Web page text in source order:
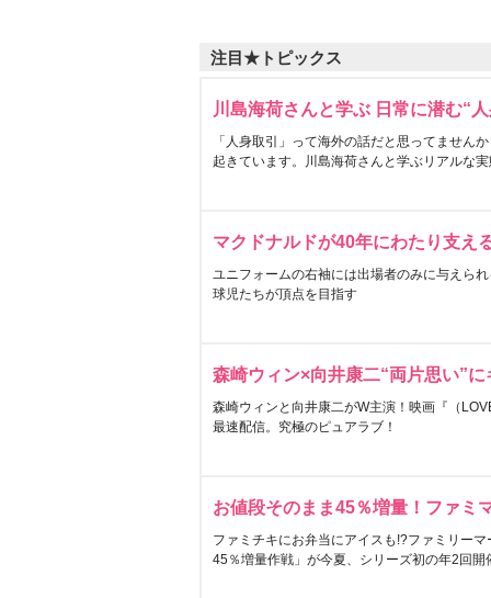
注目★トピックス
川島海荷さんと学ぶ 日常に潜む“
「人身取引」って海外の話だと思ってません
起きています。川島海荷さんと学ぶリアルな
マクドナルドが40年にわたり支え
ユニフォームの右袖には出場者のみに与えら
球児たちが頂点を目指す
森崎ウィン×向井康二“両片思い”
森崎ウィンと向井康二がW主演！映画『（
最速配信。究極のピュアラブ！
お値段そのまま45％増量！ファミ
ファミチキにお弁当にアイスも!?ファミリー
45％増量作戦」が今夏、シリーズ初の年2回開